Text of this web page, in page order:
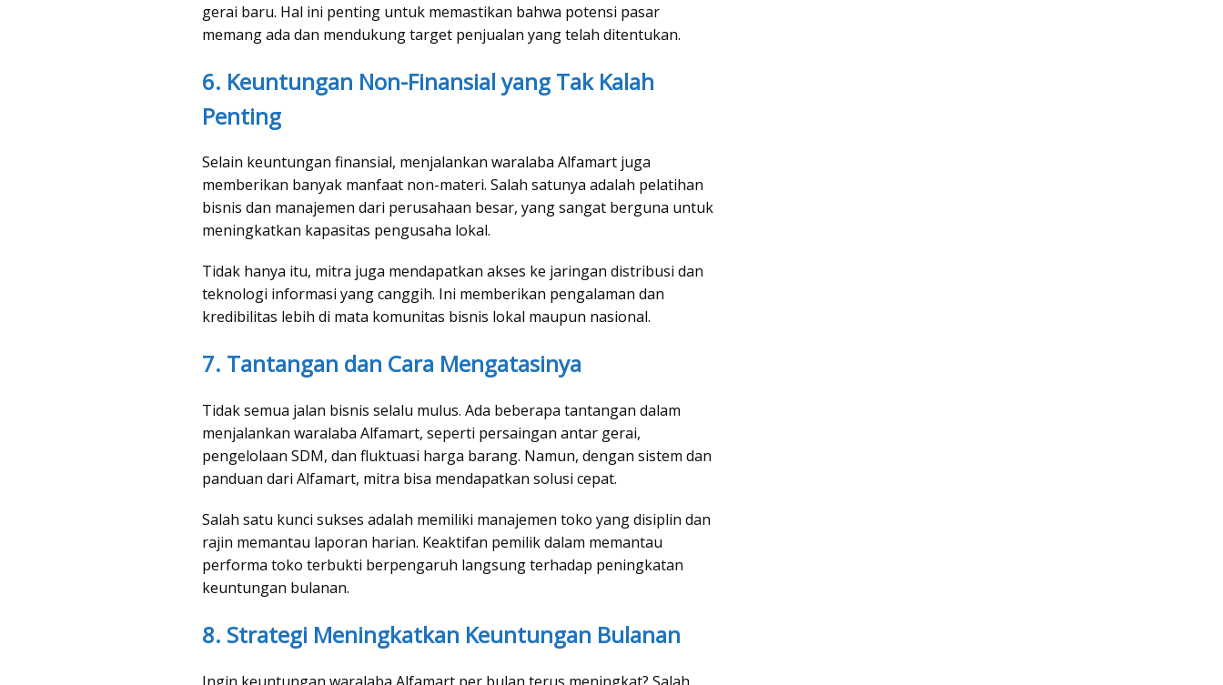
gerai baru. Hal ini penting untuk memastikan bahwa potensi pasar
memang ada dan mendukung target penjualan yang telah ditentukan.
6. Keuntungan Non-Finansial yang Tak Kalah
Penting
Selain keuntungan finansial, menjalankan waralaba Alfamart juga
memberikan banyak manfaat non-materi. Salah satunya adalah pelatihan
bisnis dan manajemen dari perusahaan besar, yang sangat berguna untuk
meningkatkan kapasitas pengusaha lokal.
Tidak hanya itu, mitra juga mendapatkan akses ke jaringan distribusi dan
teknologi informasi yang canggih. Ini memberikan pengalaman dan
kredibilitas lebih di mata komunitas bisnis lokal maupun nasional.
7. Tantangan dan Cara Mengatasinya
Tidak semua jalan bisnis selalu mulus. Ada beberapa tantangan dalam
menjalankan waralaba Alfamart, seperti persaingan antar gerai,
pengelolaan SDM, dan fluktuasi harga barang. Namun, dengan sistem dan
panduan dari Alfamart, mitra bisa mendapatkan solusi cepat.
Salah satu kunci sukses adalah memiliki manajemen toko yang disiplin dan
rajin memantau laporan harian. Keaktifan pemilik dalam memantau
performa toko terbukti berpengaruh langsung terhadap peningkatan
keuntungan bulanan.
8. Strategi Meningkatkan Keuntungan Bulanan